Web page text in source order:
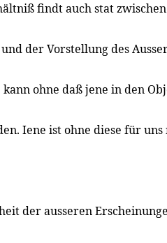
findt auch stat
der Vorstellung des
kann ohne daß jene in den
Iene ist ohne diese für
der ausseren